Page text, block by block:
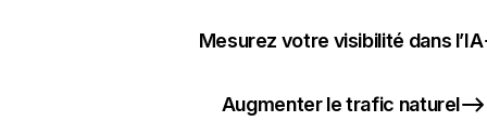
Mesurez votre visibilité dans l’IA
Augmenter le trafic naturel